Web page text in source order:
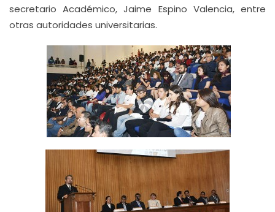
secretario Académico, Jaime Espino Valencia, entre
otras autoridades universitarias.